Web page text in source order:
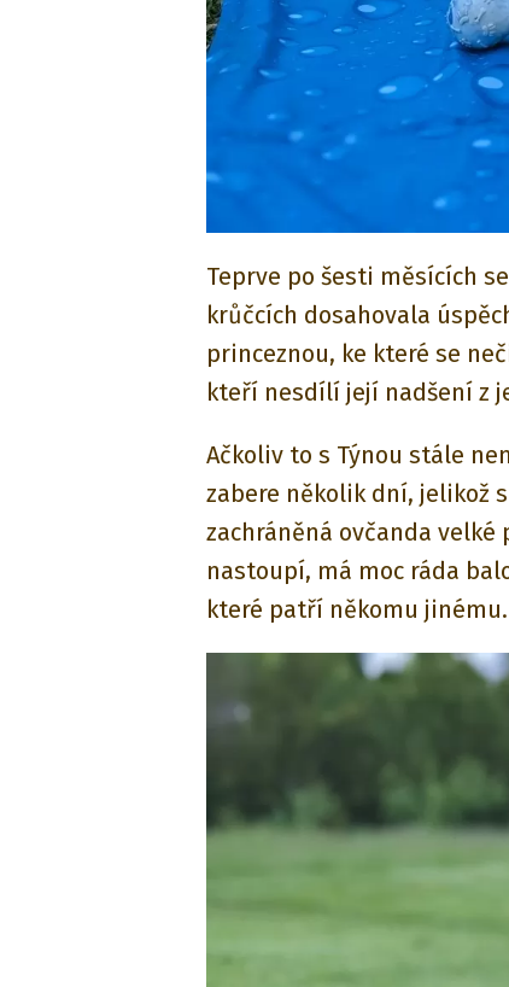
Teprve po šesti měsících
krůčcích dosahovala
princeznou, ke které se
kteří nesdílí její nadšení z
Ačkoliv to s Týnou stále
zabere několik dní, jelikož
zachráněná ovčanda
nastoupí, má moc ráda
které patří někomu